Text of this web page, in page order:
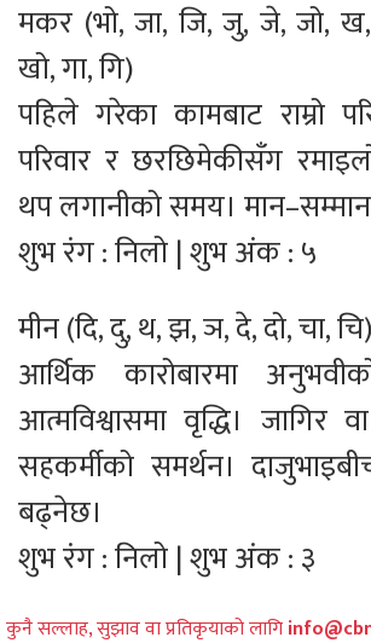
मकर (भो, जा, जि, जु, जे, जो,
खो, गा, गि)
पहिले गरेका कामबाट राम्रो
परिवार र छरछिमेकीसँग
थप लगानीको समय। मान–सम्मान
शुभ रंग : निलो | शुभ अंक : ५
मीन (दि, दु, थ, झ, ञ, दे, दो, चा, चि)
आर्थिक कारोबारमा
आत्मविश्वासमा वृद्धि। जागिर
सहकर्मीको समर्थन।
बढ्नेछ।
शुभ रंग : निलो | शुभ अंक : ३
कुनै सल्लाह, सुझाव वा प्रतिकृयाको लागि